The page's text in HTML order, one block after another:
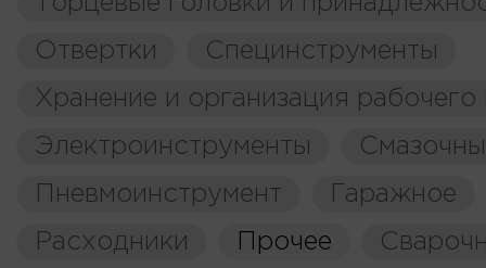
Отвертки
Специнструменты
Хранение и организация рабочего
Электроинструменты
Пневмоинструмент
Гаражное
Расходники
Прочее